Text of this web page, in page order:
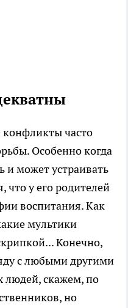
часто
Особенно когда
и может устраивать
что у его родителей
воспитания. Как
мультики
Конечно,
с любыми другими
людей, скажем, по
но